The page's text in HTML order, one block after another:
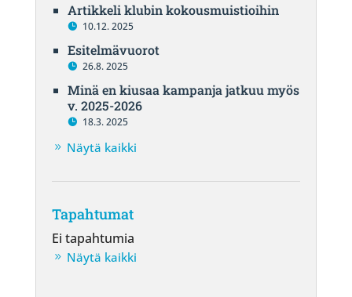
Artikkeli klubin kokousmuistioihin
10.12. 2025
Esitelmävuorot
26.8. 2025
Minä en kiusaa kampanja jatkuu myös
v. 2025-2026
18.3. 2025
Näytä kaikki
Tapahtumat
Ei tapahtumia
Näytä kaikki